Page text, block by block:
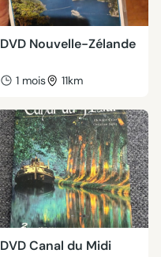
DVD Nouvelle-Zélande
1 mois 11km
DVD Canal du Midi